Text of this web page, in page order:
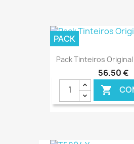
Pack Tinteiros
56,50 €

PACK